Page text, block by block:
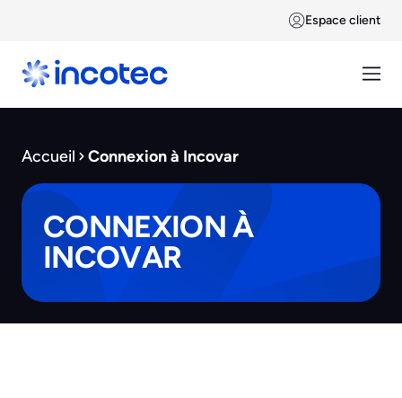
Espace client
Accueil Connexion à Incovar
CONNEXION À
INCOVAR